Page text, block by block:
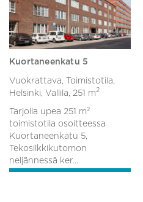
Kuortaneenkatu 5
Vuokrattava, Toimistotila,
Helsinki, Vallila, 251 m2
Tarjolla upea 251 m²
toimistotila osoitteessa
Kuortaneenkatu 5,
Tekosilkkikutomon
neljännessä ker...